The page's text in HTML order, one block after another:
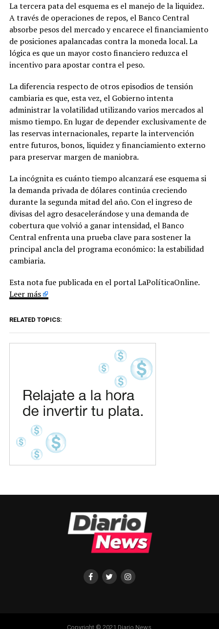
La tercera pata del esquema es el manejo de la liquidez.
A través de operaciones de repos, el Banco Central
absorbe pesos del mercado y encarece el financiamiento
de posiciones apalancadas contra la moneda local. La
lógica es que un mayor costo financiero reduzca el
incentivo para apostar contra el peso.
La diferencia respecto de otros episodios de tensión
cambiaria es que, esta vez, el Gobierno intenta
administrar la volatilidad utilizando varios mercados al
mismo tiempo. En lugar de depender exclusivamente de
las reservas internacionales, reparte la intervención
entre futuros, bonos, liquidez y financiamiento externo
para preservar margen de maniobra.
La incógnita es cuánto tiempo alcanzará ese esquema si
la demanda privada de dólares continúa creciendo
durante la segunda mitad del año. Con el ingreso de
divisas del agro desacelerándose y una demanda de
cobertura que volvió a ganar intensidad, el Banco
Central enfrenta una prueba clave para sostener la
principal ancla del programa económico: la estabilidad
cambiaria.
Esta nota fue publicada en el portal LaPolíticaOnline.
Leer más
RELATED TOPICS:
Copyright © 2021 Diario News